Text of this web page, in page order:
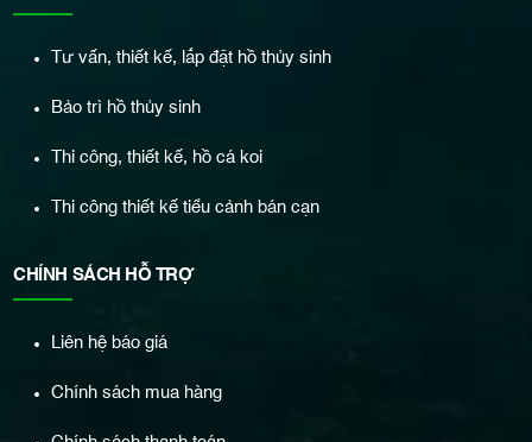
Tư vấn, thiết kế, lắp đặt hồ thủy sinh
Bảo trì hồ thủy sinh
Thi công, thiết kế, hồ cá koi
Thi công thiết kế tiểu cảnh bán cạn
CHÍNH SÁCH HỖ TRỢ
Liên hệ báo giá
Chính sách mua hàng